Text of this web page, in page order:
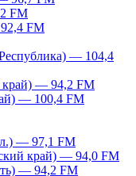
FM
FM
— 104,4
край) — 94,2 FM
— 100,4 FM
— 97,1 FM
край) — 94,0 FM
— 94,2 FM